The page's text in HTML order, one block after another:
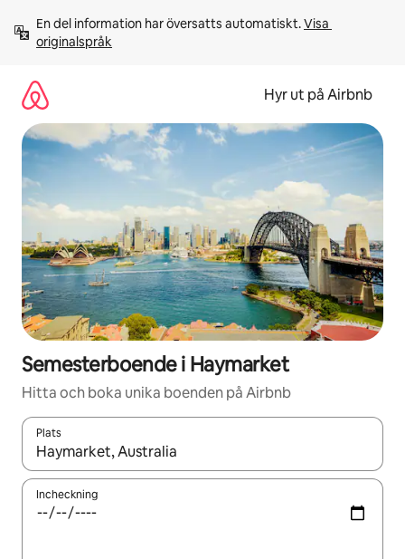
innehåll
En del information har översatts automatiskt. Visa
originalspråk
Hyr ut på Airbnb
Semesterboende i Haymarket
Hitta och boka unika boenden på Airbnb
Plats
När resultaten är tillgängliga kan du navigera med upp- och
Incheckning